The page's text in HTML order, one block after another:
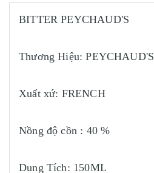
BITTER PEYCHAUD'S
Thương Hiệu: PEYCHAUD'S
Xuất xứ: FRENCH
Nồng độ cồn : 40 %
Dung Tích: 150ML